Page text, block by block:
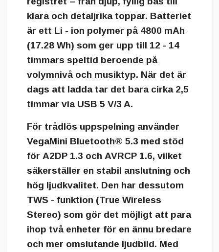
klara och detaljrika toppar. Batteriet
är ett Li - ion polymer på 4800 mAh
(17.28 Wh) som ger upp till 12 - 14
timmars speltid beroende på
volymnivå och musiktyp. När det är
dags att ladda tar det bara cirka 2,5
timmar via USB 5 V/3 A.
För trådlös uppspelning använder
VegaMini Bluetooth® 5.3 med stöd
för A2DP 1.3 och AVRCP 1.6, vilket
säkerställer en stabil anslutning och
hög ljudkvalitet. Den har dessutom
TWS - funktion (True Wireless
Stereo) som gör det möjligt att para
ihop två enheter för en ännu bredare
och mer omslutande ljudbild. Med